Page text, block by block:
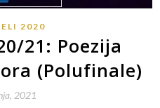
2020
21: Poezija
(Polufinale)
2021